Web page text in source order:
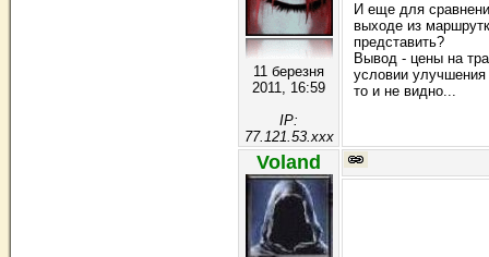
11 березня
2011, 16:59
IP:
77.121.53.xxx
И еще для
выходе из
представить?
Вывод - цены на
условии улучшения
то и не видно...
Voland